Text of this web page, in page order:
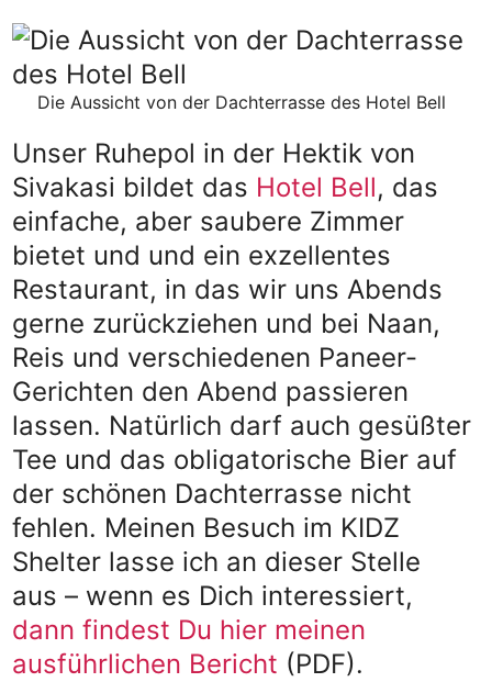
Die Aussicht von der Dachterrasse des Hotel Bell
Unser Ruhepol in der Hektik von
Sivakasi bildet das Hotel Bell, das
einfache, aber saubere Zimmer
bietet und und ein exzellentes
Restaurant, in das wir uns Abends
gerne zurückziehen und bei Naan,
Reis und verschiedenen Paneer-
Gerichten den Abend passieren
lassen. Natürlich darf auch gesüßter
Tee und das obligatorische Bier auf
der schönen Dachterrasse nicht
fehlen. Meinen Besuch im KIDZ
Shelter lasse ich an dieser Stelle
aus – wenn es Dich interessiert,
dann findest Du hier meinen
ausführlichen Bericht (PDF).